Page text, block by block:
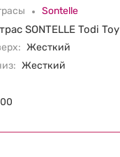
Sontelle
SONTELLE Todi
Жесткий
Жесткий